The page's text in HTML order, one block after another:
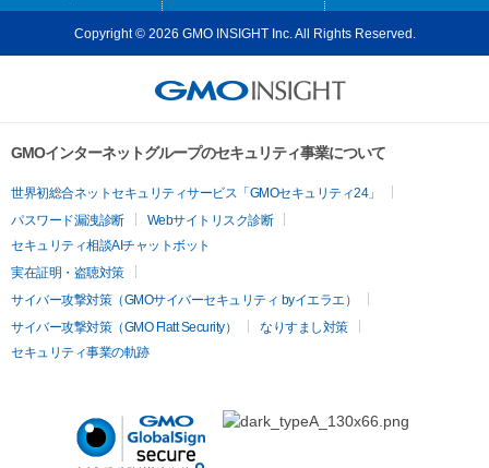
Copyright © 2026 GMO INSIGHT Inc. All Rights Reserved.
GMOインターネットグループのセキュリティ事業について
世界初総合ネットセキュリティサービス「GMOセキュリティ24」
パスワード漏洩診断
Webサイトリスク診断
セキュリティ相談AIチャットボット
実在証明・盗聴対策
サイバー攻撃対策（GMOサイバーセキュリティ byイエラエ）
サイバー攻撃対策（GMO Flatt Security）
なりすまし対策
セキュリティ事業の軌跡